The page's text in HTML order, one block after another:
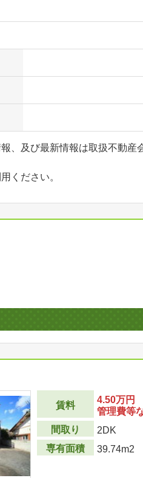
、及び最新情報は取扱不動産
ください。
賃料
4.50万円
管理費等
間取り
2DK
専有面積
39.74m2